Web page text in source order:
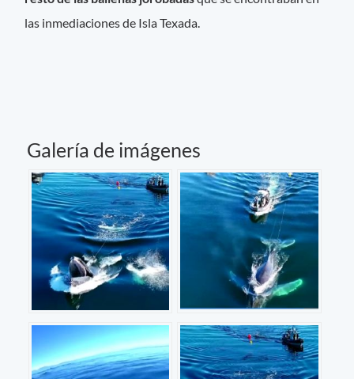
las inmediaciones de Isla Texada.
Galería de imágenes